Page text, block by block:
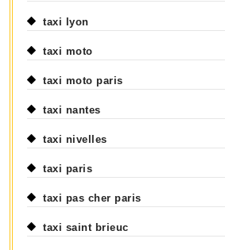
taxi lyon
taxi moto
taxi moto paris
taxi nantes
taxi nivelles
taxi paris
taxi pas cher paris
taxi saint brieuc